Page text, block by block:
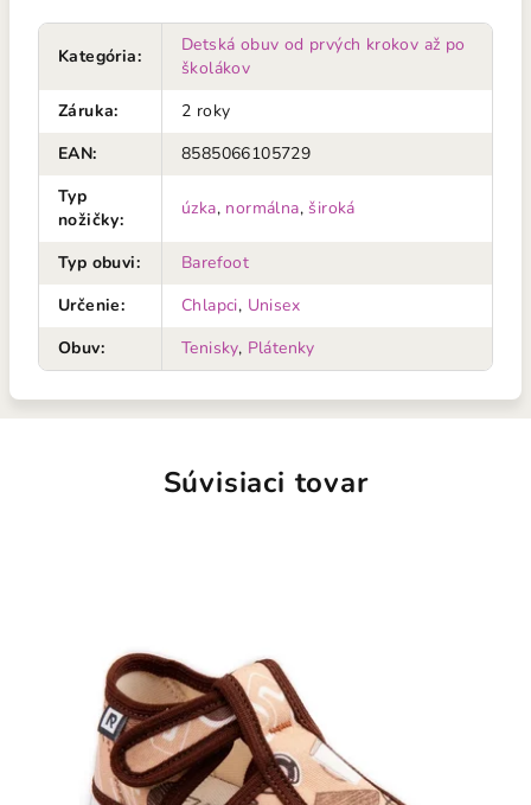
Kategória:
Detská obuv od prvých krokov až po
školákov
Záruka:
2 roky
EAN:
8585066105729
Typ
nožičky:
úzka, normálna, široká
Typ obuvi:
Barefoot
Určenie: Chlapci, Unisex
Obuv: Tenisky, Plátenky
Súvisiaci tovar